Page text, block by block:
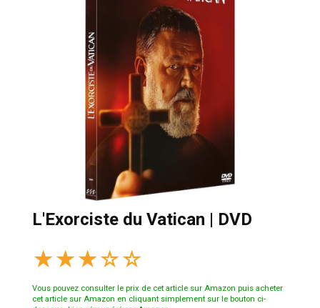
L'Exorciste du Vatican | DVD
★★★☆☆
Vous pouvez consulter le prix de cet article sur Amazon puis acheter
cet article sur Amazon en cliquant simplement sur le bouton ci-